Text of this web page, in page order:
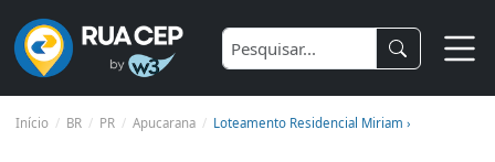
Início BR PR Apucarana Loteamento Residencial Miriam ›